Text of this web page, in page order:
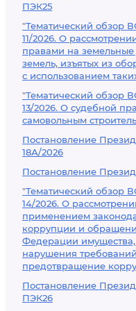
ПЭК25
"Тематический обзор
11/2026. О
правами на земельные
земель, изъятых из
с использованием
"Тематический обзор
13/2026. О судебной
самовольным
Постановление
18А/2026
Постановление
"Тематический обзор
14/2026. О
применением
коррупции и
Федерации имущества,
нарушения
предотвращение
Постановление
ПЭК26